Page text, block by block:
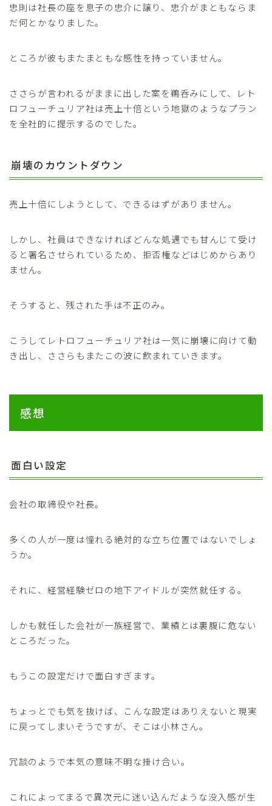
忠則は社長の座を息子の忠介に譲り、忠介がまともならま
だ何とかなりました。
ところが彼もまたまともな感性を持っていません。
ささらが言われるがままに出した案を鵜呑みにして、レト
ロフューチュリア社は売上十倍という地獄のようなプラン
を全社的に提示するのでした。
崩壊のカウントダウン
売上十倍にしようとして、できるはずがありません。
しかし、社員はできなければどんな処遇でも甘んじて受け
ると署名させられているため、拒否権などはじめからあり
ません。
そうすると、残された手は不正のみ。
こうしてレトロフューチュリア社は一気に崩壊に向けて動
き出し、ささらもまたこの波に飲まれていきます。
感想
面白い設定
会社の取締役や社長。
多くの人が一度は憧れる絶対的な立ち位置ではないでしょ
うか。
それに、経営経験ゼロの地下アイドルが突然就任する。
しかも就任した会社が一族経営で、業績とは裏腹に危ない
ところだった。
もうこの設定だけで面白すぎます。
ちょっとでも気を抜けば、こんな設定はありえないと現実
に戻ってしまいそうですが、そこは小林さん。
冗談のようで本気の意味不明な掛け合い。
これによってまるで異次元に迷い込んだような没入感が生